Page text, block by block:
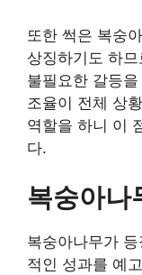
또한 썩은 복숭
상징하기도 하
불필요한 갈등
조율이 전체 상
역할을 하니 이
다.
복숭아나
복숭아나무가
적인 성과를 예